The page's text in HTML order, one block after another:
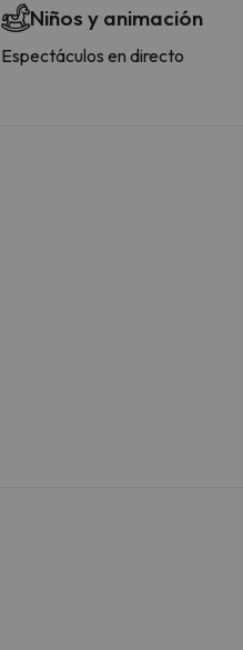
Niños y animación
Espectáculos en directo